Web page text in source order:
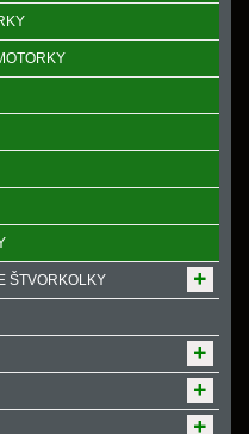
ŠTVORKOLKY